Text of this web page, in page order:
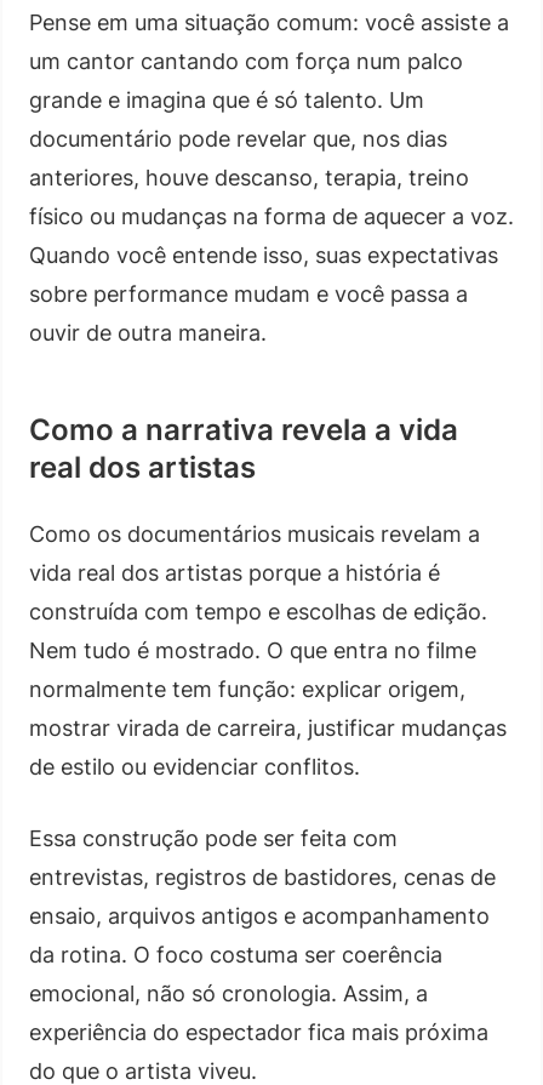
Pense em uma situação comum: você assiste a
um cantor cantando com força num palco
grande e imagina que é só talento. Um
documentário pode revelar que, nos dias
anteriores, houve descanso, terapia, treino
físico ou mudanças na forma de aquecer a voz.
Quando você entende isso, suas expectativas
sobre performance mudam e você passa a
ouvir de outra maneira.
Como a narrativa revela a vida
real dos artistas
Como os documentários musicais revelam a
vida real dos artistas porque a história é
construída com tempo e escolhas de edição.
Nem tudo é mostrado. O que entra no filme
normalmente tem função: explicar origem,
mostrar virada de carreira, justificar mudanças
de estilo ou evidenciar conflitos.
Essa construção pode ser feita com
entrevistas, registros de bastidores, cenas de
ensaio, arquivos antigos e acompanhamento
da rotina. O foco costuma ser coerência
emocional, não só cronologia. Assim, a
experiência do espectador fica mais próxima
do que o artista viveu.